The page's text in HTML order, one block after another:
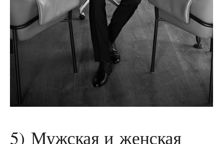
5) Мужская и женская